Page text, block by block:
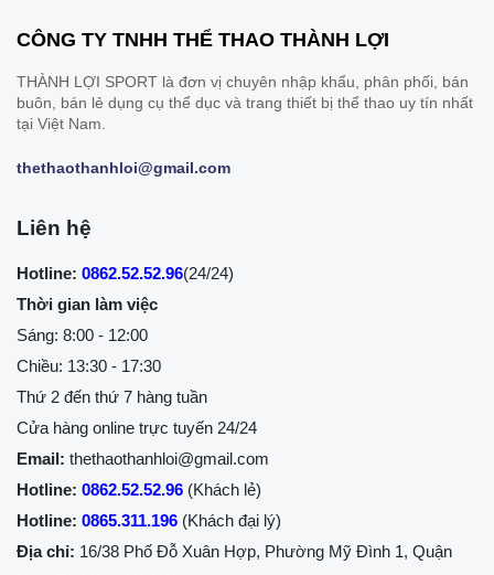
CÔNG TY TNHH THỂ THAO THÀNH LỢI
THÀNH LỢI SPORT là đơn vị chuyên nhập khẩu, phân phối, bán
buôn, bán lẻ dụng cụ thể dục và trang thiết bị thể thao uy tín nhất
tại Việt Nam.
thethaothanhloi@gmail.com
Liên hệ
Hotline: 0862.52.52.96(24/24)
Thời gian làm việc
Sáng: 8:00 - 12:00
Chiều: 13:30 - 17:30
Thứ 2 đến thứ 7 hàng tuần
Cửa hàng online trực tuyến 24/24
Email: thethaothanhloi@gmail.com
Hotline: 0862.52.52.96 (Khách lẻ)
Hotline: 0865.311.196 (Khách đại lý)
Địa chỉ: 16/38 Phố Đỗ Xuân Hợp, Phường Mỹ Đình 1, Quận